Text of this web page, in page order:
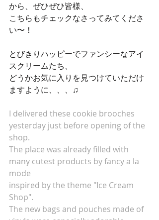
から、ぜひぜひ皆様、
こちらもチェックなさってみてくださ
い〜！
とびきりハッピーでファンシーなアイ
スクリームたち、
どうかお気に入りを見つけていただけ
ますように、、、♫
I delivered these cookie brooches
yesterday just before opening of the
shop.
The place was already filled with
many cutest products by fancy a la
mode
inspired by the theme "Ice Cream
Shop".
The new bags and pouches made of